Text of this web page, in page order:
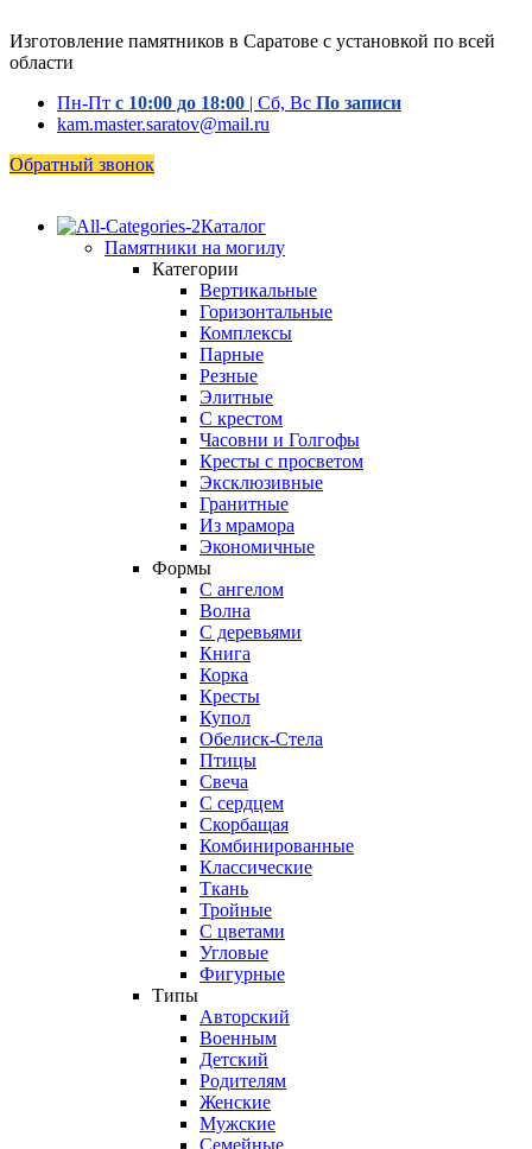
Изготовление памятников в Саратове с установкой по всей
области
Пн-Пт с 10:00 до 18:00 | Сб, Вс По записи
kam.master.saratov@mail.ru
Обратный звонок
Каталог
Памятники на могилу
Категории
Вертикальные
Горизонтальные
Комплексы
Парные
Резные
Элитные
С крестом
Часовни и Голгофы
Кресты с просветом
Эксклюзивные
Гранитные
Из мрамора
Экономичные
Формы
С ангелом
Волна
С деревьями
Книга
Корка
Кресты
Купол
Обелиск-Стела
Птицы
Свеча
С сердцем
Скорбащая
Комбинированные
Классические
Ткань
Тройные
С цветами
Угловые
Фигурные
Типы
Авторский
Военным
Детский
Родителям
Женские
Мужские
Семейные